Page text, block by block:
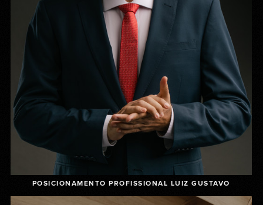
POSICIONAMENTO PROFISSIONAL LUIZ GUSTAVO